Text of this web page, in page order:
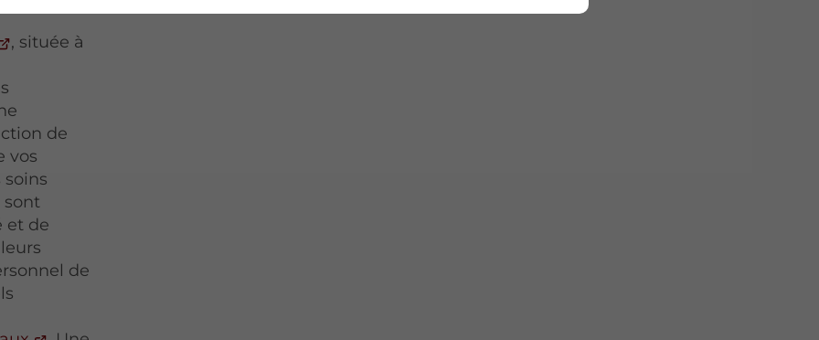
, située à
de
vos
sont
et de
de